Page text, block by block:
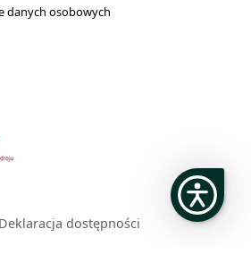
danych osobowych
Deklaracja dostępności